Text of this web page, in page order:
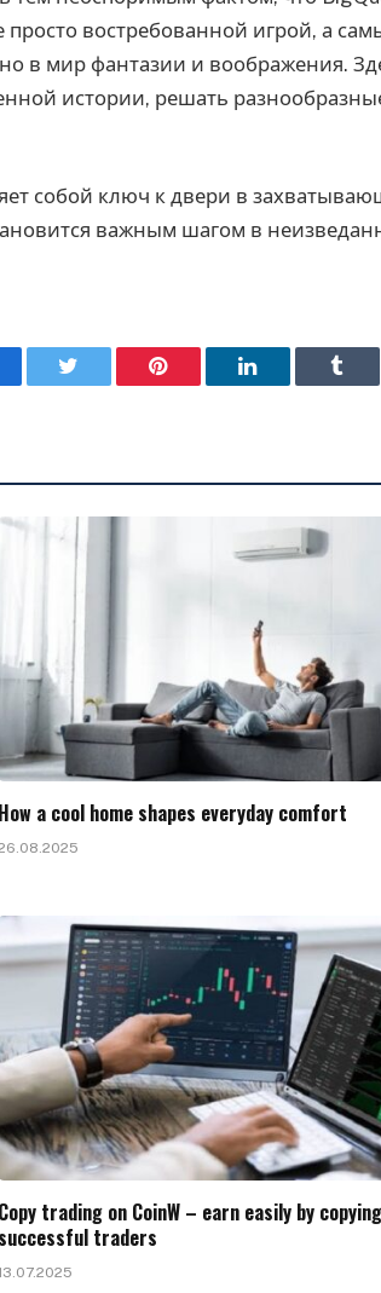
востребованной игрой, а
в мир фантазии и воображения.
истории, решать
собой ключ к двери в
важным шагом в
Pinterest LinkedIn
How a cool home shapes everyday comfort
Copy trading on CoinW – earn easily by copying
successful traders